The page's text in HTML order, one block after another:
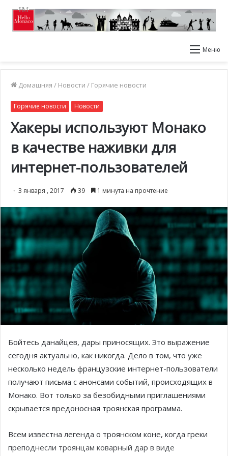
Меню
Домашняя / Новости / Горячие новости
Горячие новости Новости
Хакеры используют Монако
в качестве наживки для
интернет-пользователей
3 января , 2017 39 1 минута на прочтение
Бойтесь данайцев, дары приносящих. Это выражение
сегодня актуально, как никогда. Дело в том, что уже
несколько недель французские интернет-пользователи
получают письма с анонсами событий, происходящих в
Монако. Вот только за безобидными приглашениями
скрывается вредоносная троянская программа.
Всем известна легенда о троянском коне, когда греки
преподнесли троянцам коварный дар в виде